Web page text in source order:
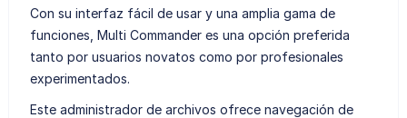
Con su interfaz fácil de usar y una amplia gama de
funciones, Multi Commander es una opción preferida
tanto por usuarios novatos como por profesionales
experimentados.
Este administrador de archivos ofrece navegación de